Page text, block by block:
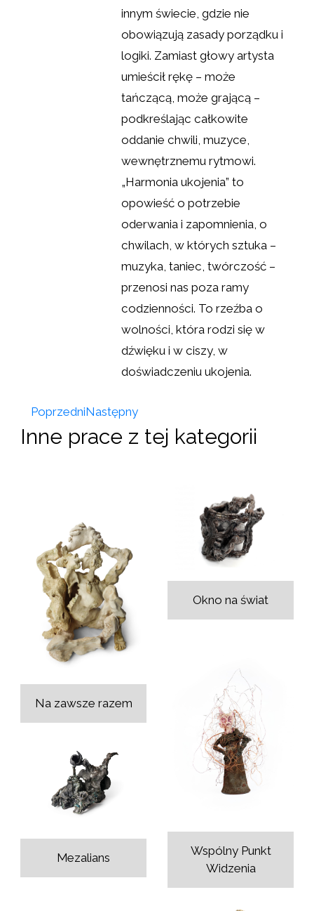
innym świecie, gdzie nie
obowiązują zasady porządku i
logiki. Zamiast głowy artysta
umieścił rękę – może
tańczącą, może grającą –
podkreślając całkowite
oddanie chwili, muzyce,
wewnętrznemu rytmowi.
„Harmonia ukojenia” to
opowieść o potrzebie
oderwania i zapomnienia, o
chwilach, w których sztuka –
muzyka, taniec, twórczość –
przenosi nas poza ramy
codzienności. To rzeźba o
wolności, która rodzi się w
dźwięku i w ciszy, w
doświadczeniu ukojenia.
PoprzedniNastępny
Inne prace z tej kategorii
Na zawsze razem
Okno na świat
Wspólny Punkt
Widzenia
Mezalians